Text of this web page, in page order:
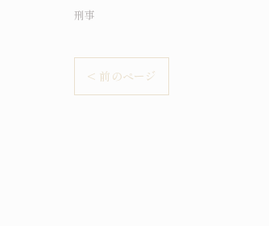
刑事
< 前のページ